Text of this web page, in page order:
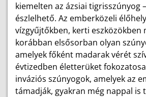
kiemelten az ázsiai tigrisszúnyog
észlelhető. Az emberközeli
vízgyűjtőkben, kerti eszközökben
korábban elsősorban olyan
amelyek főként madarak vérét
évtizedben életterüket
inváziós szúnyogok, amelyek az
támadják, gyakran még nappal is